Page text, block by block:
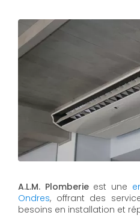
A.L.M. Plomberieest une
Ondres, offrant des
besoins en installation et